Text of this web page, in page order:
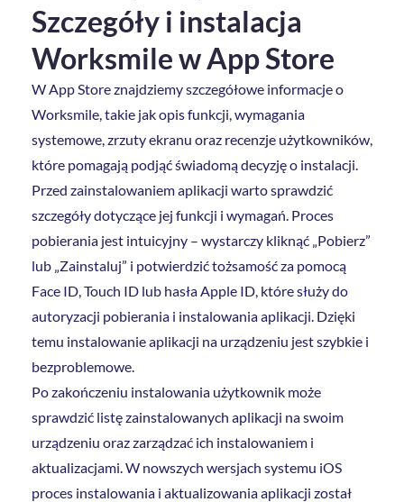
Szczegóły i instalacja
Worksmile w App Store
W App Store znajdziemy szczegółowe informacje o
Worksmile, takie jak opis funkcji, wymagania
systemowe, zrzuty ekranu oraz recenzje użytkowników,
które pomagają podjąć świadomą decyzję o instalacji.
Przed zainstalowaniem aplikacji warto sprawdzić
szczegóły dotyczące jej funkcji i wymagań. Proces
pobierania jest intuicyjny – wystarczy kliknąć „Pobierz”
lub „Zainstaluj” i potwierdzić tożsamość za pomocą
Face ID, Touch ID lub hasła Apple ID, które służy do
autoryzacji pobierania i instalowania aplikacji. Dzięki
temu instalowanie aplikacji na urządzeniu jest szybkie i
bezproblemowe.
Po zakończeniu instalowania użytkownik może
sprawdzić listę zainstalowanych aplikacji na swoim
urządzeniu oraz zarządzać ich instalowaniem i
aktualizacjami. W nowszych wersjach systemu iOS
proces instalowania i aktualizowania aplikacji został